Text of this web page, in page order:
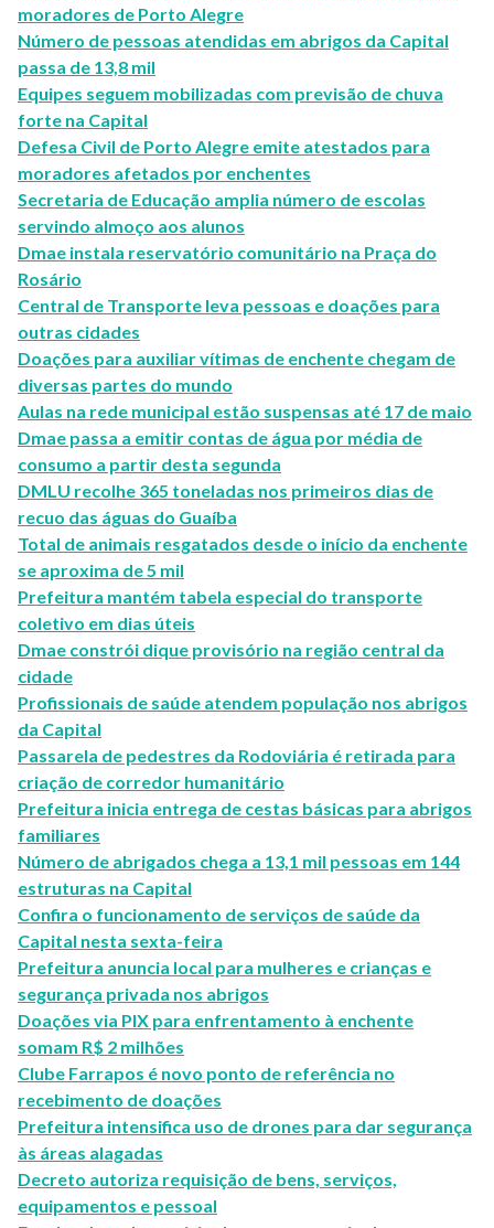
moradores de Porto Alegre
Número de pessoas atendidas em abrigos da Capital
passa de 13,8 mil
Equipes seguem mobilizadas com previsão de chuva
forte na Capital
Defesa Civil de Porto Alegre emite atestados para
moradores afetados por enchentes
Secretaria de Educação amplia número de escolas
servindo almoço aos alunos
Dmae instala reservatório comunitário na Praça do
Rosário
Central de Transporte leva pessoas e doações para
outras cidades
Doações para auxiliar vítimas de enchente chegam de
diversas partes do mundo
Aulas na rede municipal estão suspensas até 17 de maio
Dmae passa a emitir contas de água por média de
consumo a partir desta segunda
DMLU recolhe 365 toneladas nos primeiros dias de
recuo das águas do Guaíba
Total de animais resgatados desde o início da enchente
se aproxima de 5 mil
Prefeitura mantém tabela especial do transporte
coletivo em dias úteis
Dmae constrói dique provisório na região central da
cidade
Profissionais de saúde atendem população nos abrigos
da Capital
Passarela de pedestres da Rodoviária é retirada para
criação de corredor humanitário
Prefeitura inicia entrega de cestas básicas para abrigos
familiares
Número de abrigados chega a 13,1 mil pessoas em 144
estruturas na Capital
Confira o funcionamento de serviços de saúde da
Capital nesta sexta-feira
Prefeitura anuncia local para mulheres e crianças e
segurança privada nos abrigos
Doações via PIX para enfrentamento à enchente
somam R$ 2 milhões
Clube Farrapos é novo ponto de referência no
recebimento de doações
Prefeitura intensifica uso de drones para dar segurança
às áreas alagadas
Decreto autoriza requisição de bens, serviços,
equipamentos e pessoal